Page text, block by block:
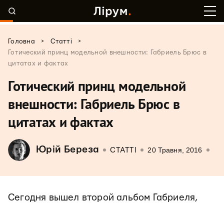
Головна > Статті
>
Готический принц модельной внешности: Габриель Брюс в
цитатах и фактах
Готический принц модельной
внешности: Габриель Брюс в
цитатах и фактах
Юрій Береза СТАТТІ 20 Травня, 2016
Сегодня вышел второй альбом Габриеля,